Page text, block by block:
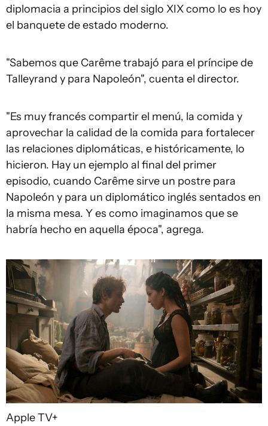
diplomacia a principios del siglo XIX como lo es hoy
el banquete de estado moderno.
"Sabemos que Carême trabajó para el príncipe de
Talleyrand y para Napoleón", cuenta el director.
"Es muy francés compartir el menú, la comida y
aprovechar la calidad de la comida para fortalecer
las relaciones diplomáticas, e históricamente, lo
hicieron. Hay un ejemplo al final del primer
episodio, cuando Carême sirve un postre para
Napoleón y para un diplomático inglés sentados en
la misma mesa. Y es como imaginamos que se
habría hecho en aquella época", agrega.
Apple TV+